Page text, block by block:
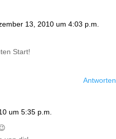
13, 2010 um 4:03 p.m.
Start!
Antworten
um 5:35 p.m.